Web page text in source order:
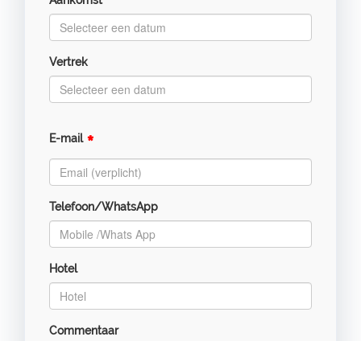
Vertrek
E-mail *
Telefoon/WhatsApp
Hotel
Commentaar